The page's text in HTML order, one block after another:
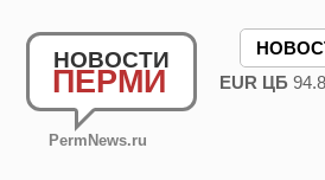
НОВОСТИ
ПЕРМИ
PermNews.ru
EUR ЦБ